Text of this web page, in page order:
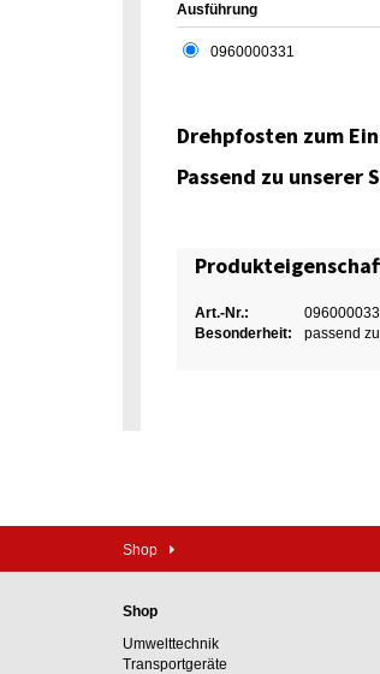
Ausführung
0960000331
Drehpfosten zum
Passend zu unserer
Art.-Nr.:
Besonderheit:
passend
Shop
Shop
Umwelttechnik
Transportgeräte